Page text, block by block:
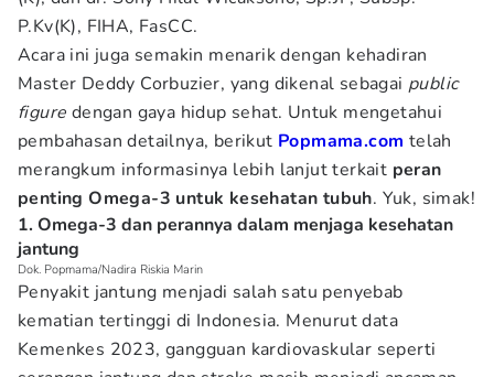
P.Kv(K), FIHA, FasCC.
Acara ini juga semakin menarik dengan kehadiran
Master Deddy Corbuzier, yang dikenal sebagai public
figure dengan gaya hidup sehat. Untuk mengetahui
pembahasan detailnya, berikut Popmama.com telah
merangkum informasinya lebih lanjut terkait peran
penting Omega-3 untuk kesehatan tubuh. Yuk, simak!
1. Omega-3 dan perannya dalam menjaga kesehatan
jantung
Dok. Popmama/Nadira Riskia Marin
Penyakit jantung menjadi salah satu penyebab
kematian tertinggi di Indonesia. Menurut data
Kemenkes 2023, gangguan kardiovaskular seperti